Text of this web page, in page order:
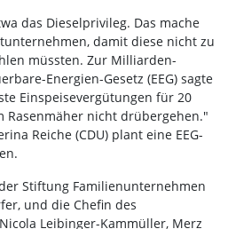
das Dieselprivileg. Das mache
damit diese nicht zu
müssten. Zur Milliarden-
Energien-Gesetz (EEG) sagte
Einspeisevergütungen für 20
Rasenmäher nicht drübergehen."
Reiche (CDU) plant eine EEG-
Stiftung Familienunternehmen
und die Chefin des
Leibinger-Kammüller, Merz